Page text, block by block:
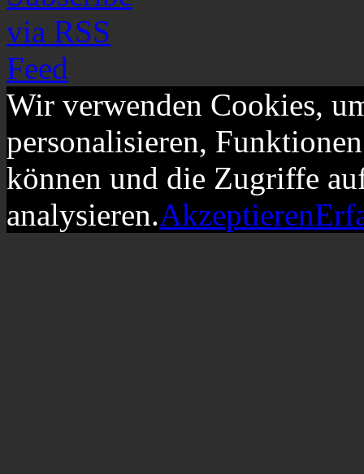
Wir verwenden Cookies,
personalisieren,
können und die Zugriffe
analysieren.Akzeptieren